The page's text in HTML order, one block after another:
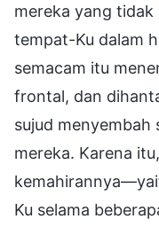
mereka yang
tempat-Ku dalam
semacam itu
frontal, dan
sujud menyembah
mereka. Karena
Ku selama